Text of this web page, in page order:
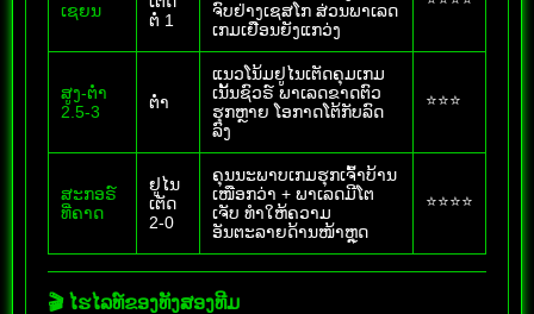
ເຊຍນ
ຕໍ່ 1
ຈົບຢ່າງເຊສໂກ ສ່ວນພາເລດ
ເກມເຢືອນຍັງແກວ່ງ
ສູງ-ຕໍ່າ
2.5-3
ຕໍ່າ
ແນວໂນ້ມຢູໄນເຕັດຄຸມເກມ
ເນັ້ນຊົວຣ໌ ພາເລດຂາດຕົວ
ຮຸກຫຼາຍ ໂອກາດໂຕ້ກັບລົດ
ລົງ
⭐⭐⭐
ສະກອຣ໌
ທີ່ຄາດ
ຢູໄນ
ເຕັດ
2-0
ຄຸນນະພາບເກມຮຸກເຈົ້າບ້ານ
ເໜືອກວ່າ + ພາເລດມີໂຕ
ເຈັບ ທໍາໃຫ້ຄວາມ
ອັນຕະລາຍດ້ານໜ້າຫຼຸດ
⭐⭐⭐⭐
🎬 ໄຮໄລທ໌ຂອງທັງສອງທີມ